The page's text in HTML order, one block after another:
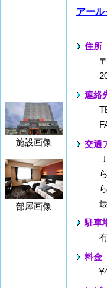
施設画像
部屋画像
アー
住所
連絡
交通
駐車
料金